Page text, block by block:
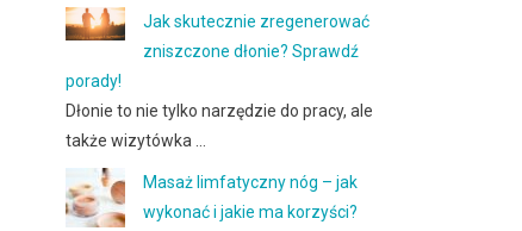
Jak skutecznie zregenerować
zniszczone dłonie? Sprawdź
porady!
Dłonie to nie tylko narzędzie do pracy, ale
także wizytówka …
Masaż limfatyczny nóg – jak
wykonać i jakie ma korzyści?